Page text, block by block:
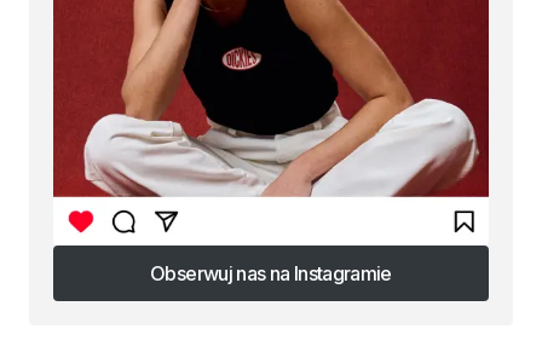
Obserwuj nas na Instagramie
Obserwuj nas na Instagramie